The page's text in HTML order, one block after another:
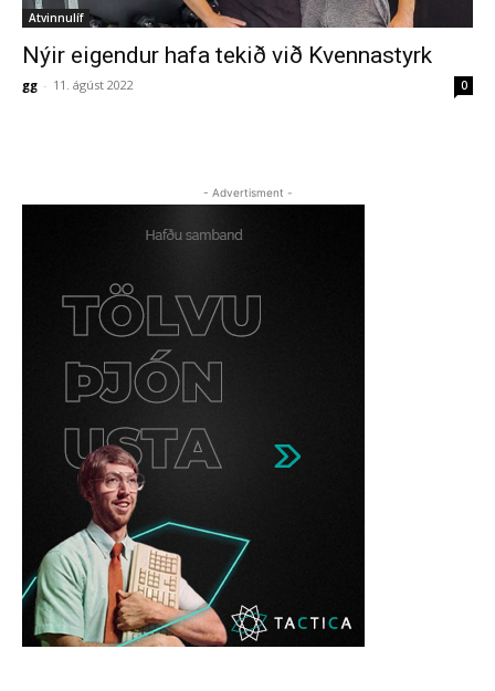
Atvinnulíf
Nýir eigendur hafa tekið við Kvennastyrk
gg - 11. ágúst 2022 0
- Advertisment -